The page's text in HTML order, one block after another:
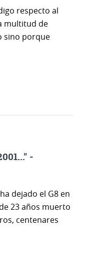
respecto al
multitud de
sino porque
-
dejado el G8 en
23 años muerto
centenares